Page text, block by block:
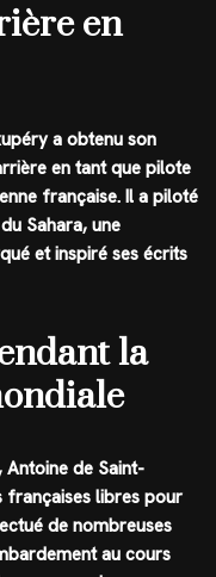
en
a obtenu son
en tant que pilote
française. Il a piloté
Sahara, une
et inspiré ses écrits
la
Antoine de Saint-
françaises libres pour
de nombreuses
au cours